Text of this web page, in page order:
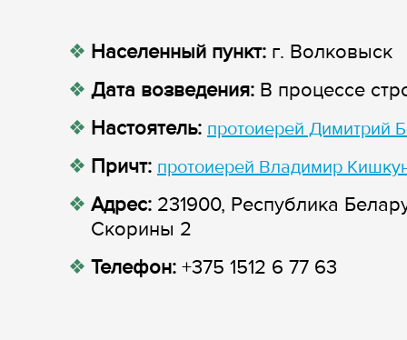
Населенный пункт: г. Волковыск
Дата возведения: В процессе
Настоятель: протоиерей Димитрий
Причт: протоиерей Владимир
Адрес: 231900, Республика
Скорины 2
Телефон: +375 1512 6 77 63